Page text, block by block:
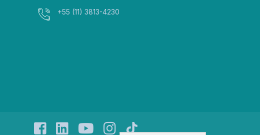
+55 (11) 3813-4230
facebooklinkedin instagram